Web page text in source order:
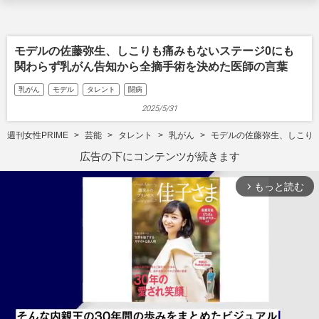
モデルの佐藤弥生、しこりも痛みもないステージ0にも
関わらず乳がん告知から全摘手術を決めた医師の言葉
乳がん モデル タレント 闘病
2025/5/31
週刊女性PRIME 芸能 タレント 乳がん モデルの佐藤弥生、しこり
広告の下にコンテンツが続きます
arrow_forward_ios もっと読む